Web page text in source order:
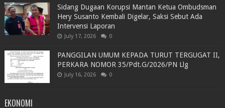
Sidang Dugaan Korupsi Mantan Ketua Ombudsman
Hery Susanto Kembali Digelar, Saksi Sebut Ada
Intervensi Laporan
July 17, 2026 0
PANGGILAN UMUM KEPADA TURUT TERGUGAT II,
PERKARA NOMOR 35/Pdt.G/2026/PN Llg
July 16, 2026 0
EKONOMI